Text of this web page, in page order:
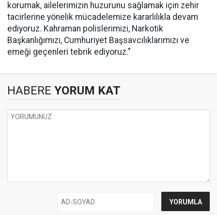
korumak, ailelerimizin huzurunu sağlamak için zehir
tacirlerine yönelik mücadelemize kararlılıkla devam
ediyoruz. Kahraman polislerimizi, Narkotik
Başkanlığımızı, Cumhuriyet Başsavcılıklarımızı ve
emeği geçenleri tebrik ediyoruz."
HABERE YORUM KAT